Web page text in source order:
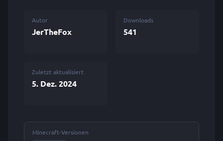
Autor
JerTheFox
Downloads
541
Zuletzt aktualisiert
5. Dez. 2024
Minecraft-Versionen